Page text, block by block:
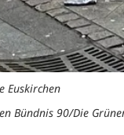
Euskirchen
Bündnis 90/Die